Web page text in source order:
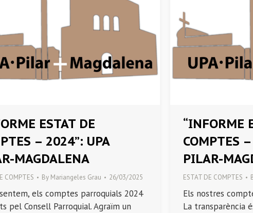
ESTAT DE
– 2024”: UPA
MAGDALENA
COMPTES By Mariangeles Grau 26/03/2025
els comptes parroquials 2024
pel Consell Parroquial. Agraïm un
“INFORME
COMPTES
PILAR-
ESTAT DE COMPTES
Els nostres
La transparència